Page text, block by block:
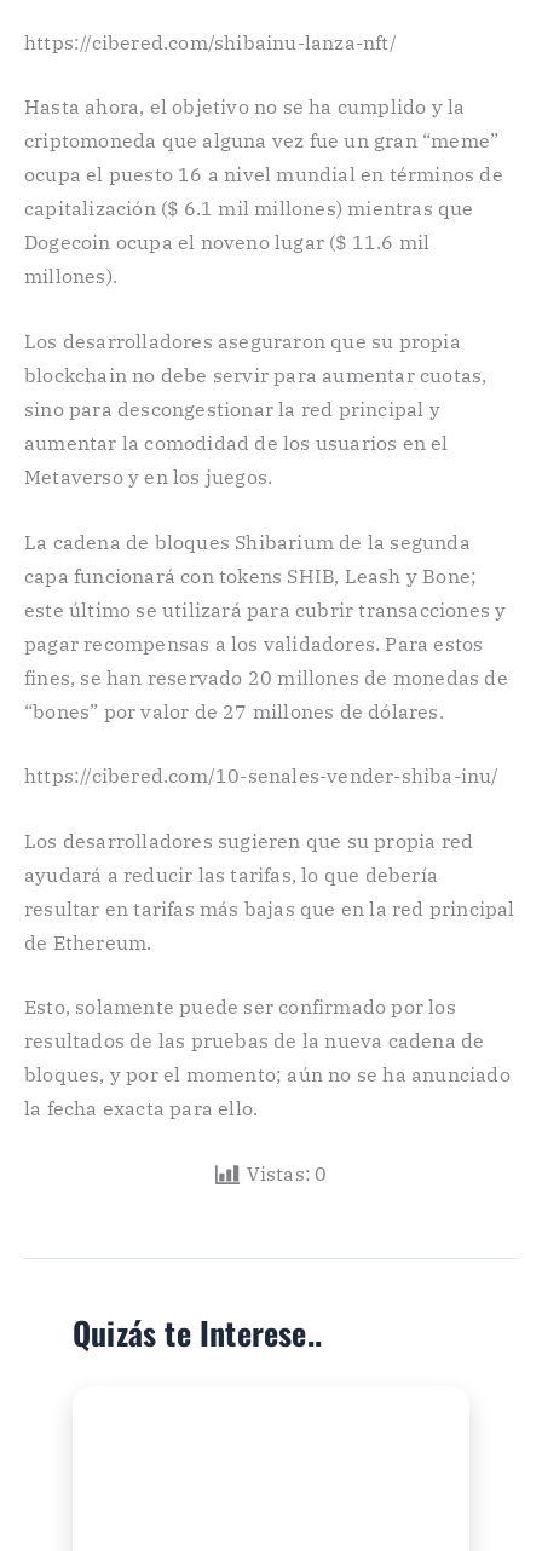
https://cibered.com/shibainu-lanza-nft/
Hasta ahora, el objetivo no se ha cumplido y la
criptomoneda que alguna vez fue un gran “meme”
ocupa el puesto 16 a nivel mundial en términos de
capitalización ($ 6.1 mil millones) mientras que
Dogecoin ocupa el noveno lugar ($ 11.6 mil
millones).
Los desarrolladores aseguraron que su propia
blockchain no debe servir para aumentar cuotas,
sino para descongestionar la red principal y
aumentar la comodidad de los usuarios en el
Metaverso y en los juegos.
La cadena de bloques Shibarium de la segunda
capa funcionará con tokens SHIB, Leash y Bone;
este último se utilizará para cubrir transacciones y
pagar recompensas a los validadores. Para estos
fines, se han reservado 20 millones de monedas de
“bones” por valor de 27 millones de dólares.
https://cibered.com/10-senales-vender-shiba-inu/
Los desarrolladores sugieren que su propia red
ayudará a reducir las tarifas, lo que debería
resultar en tarifas más bajas que en la red principal
de Ethereum.
Esto, solamente puede ser confirmado por los
resultados de las pruebas de la nueva cadena de
bloques, y por el momento; aún no se ha anunciado
la fecha exacta para ello.
Vistas: 0
Quizás te Interese..